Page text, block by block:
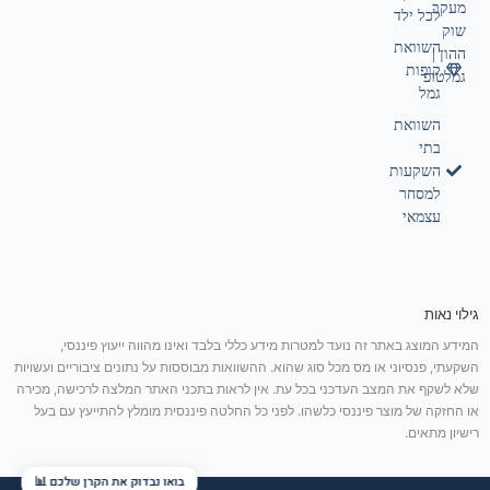
לכל ילד
השוואת
קופות
גמל
השוואת
בתי
השקעות
למסחר
עצמאי
מעקב
שוק
ההון |
גמלטופ
גילוי נאות
המידע המוצג באתר זה נועד למטרות מידע כללי בלבד ואינו מהווה ייעוץ פיננסי,
השקעתי, פנסיוני או מס מכל סוג שהוא. ההשוואות מבוססות על נתונים ציבוריים ועשויות
שלא לשקף את המצב העדכני בכל עת. אין לראות בתכני האתר המלצה לרכישה, מכירה
או החזקה של מוצר פיננסי כלשהו. לפני כל החלטה פיננסית מומלץ להתייעץ עם בעל
רישיון מתאים.
בואו נבדוק את הקרן שלכם 📊